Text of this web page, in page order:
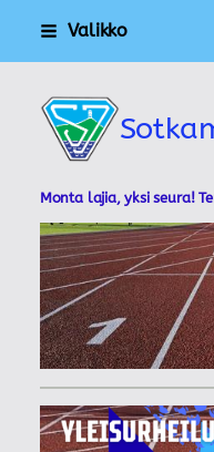
Siirry
Valikko
Monta lajia, yksi seura!